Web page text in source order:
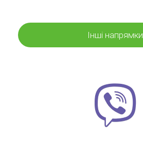
Інші напрямки